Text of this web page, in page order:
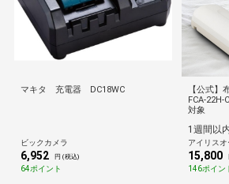
マキタ 充電器 DC18WC
ビックカメラ
6,952 円 (税込)
64ポイント
【公式】
FCA-22H-
対象
1週間以
アイリス
15,800
146ポイン